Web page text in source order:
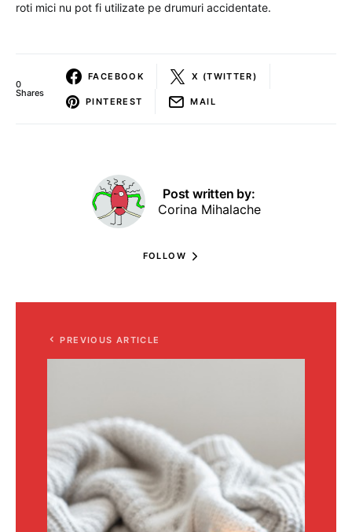
roti mici nu pot fi utilizate pe drumuri accidentate.
0
Shares
FACEBOOK X (TWITTER)
PINTEREST MAIL
Post written by:
Corina Mihalache
FOLLOW
PREVIOUS ARTICLE